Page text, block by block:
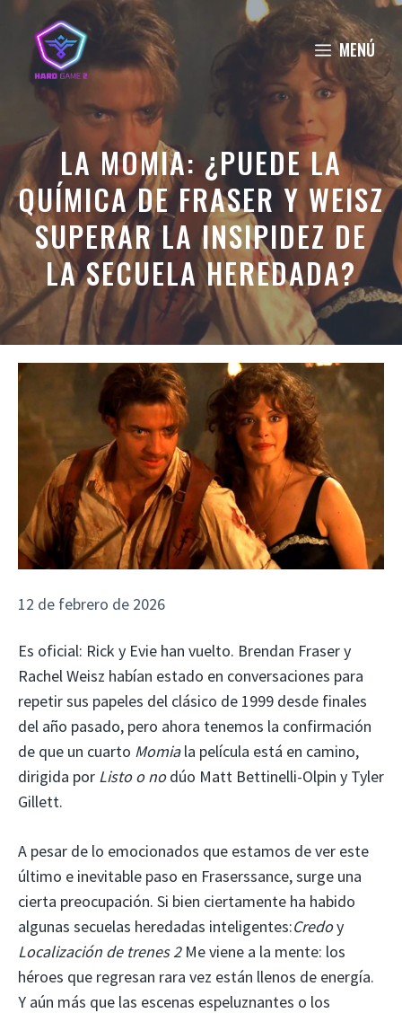
Saltar
contenido
MENÚ
LA MOMIA: ¿PUEDE LA
QUÍMICA DE FRASER Y WEISZ
SUPERAR LA INSIPIDEZ DE
LA SECUELA HEREDADA?
12 de febrero de 2026
Es oficial: Rick y Evie han vuelto. Brendan Fraser y
Rachel Weisz habían estado en conversaciones para
repetir sus papeles del clásico de 1999 desde finales
del año pasado, pero ahora tenemos la confirmación
de que un cuarto Momiala película está en camino,
dirigida por Listo o nodúo Matt Bettinelli-Olpin y Tyler
Gillett.
A pesar de lo emocionados que estamos de ver este
último e inevitable paso en Fraserssance, surge una
cierta preocupación. Si bien ciertamente ha habido
algunas secuelas heredadas inteligentes:Credoy
Localización de trenes 2Me viene a la mente: los
héroes que regresan rara vez están llenos de energía.
Y aún más que las escenas espeluznantes o los